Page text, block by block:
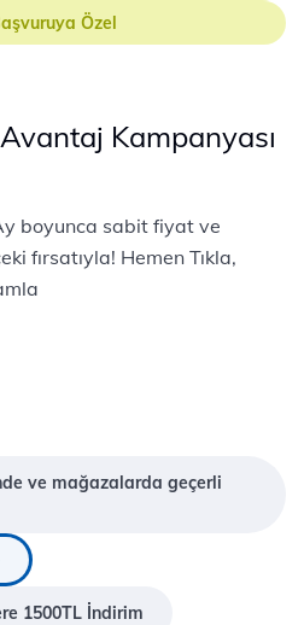
Özel
Kampanyası
boyunca sabit fiyat ve
fırsatıyla! Hemen Tıkla,
ve mağazalarda geçerli
1500TL İndirim